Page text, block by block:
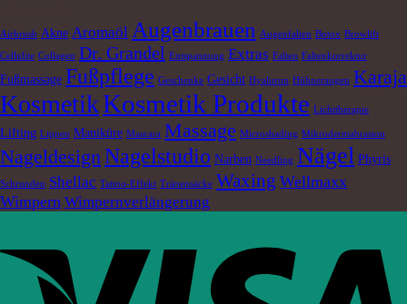
Airbrush Akne Aromaöl Augenbrauen Augenfalten Botox Browlift
Cellulite Collagen Dr. Grandel Entspannung Extras Falten Faltenkorrektur
Fußmassage Fußpflege Geschenke Gesicht Hyaluron Hühneraugen Karaja
KosmetikKosmetik Produkte Lichttherapie
Lifting Lippen Maniküre Mascara Massage Microshading Mikrodermabrasion
NageldesignNagelstudio Narben Needling Nägel Phyris
Schrunden Shellac Tattoo-Effekt Tränensäcke Waxing Wellmaxx
Wimpern Wimpernverlängerung